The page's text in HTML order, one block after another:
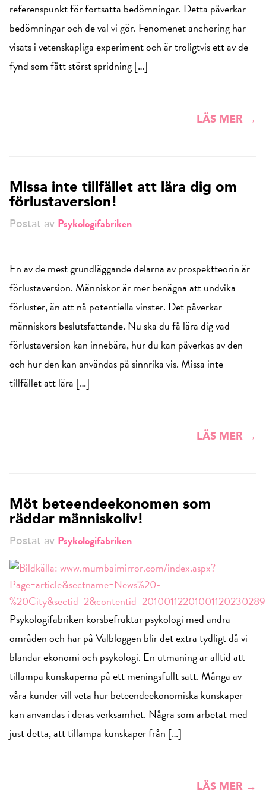
referenspunkt för fortsatta bedömningar. Detta påverkar
bedömningar och de val vi gör. Fenomenet anchoring har
visats i vetenskapliga experiment och är troligtvis ett av de
fynd som fått störst spridning […]
LÄS MER →
Missa inte tillfället att lära dig om
förlustaversion!
Postat av Psykologifabriken
En av de mest grundläggande delarna av prospektteorin är
förlustaversion. Människor är mer benägna att undvika
förluster, än att nå potentiella vinster. Det påverkar
människors beslutsfattande. Nu ska du få lära dig vad
förlustaversion kan innebära, hur du kan påverkas av den
och hur den kan användas på sinnrika vis. Missa inte
tillfället att lära […]
LÄS MER →
Möt beteendeekonomen som
räddar människoliv!
Postat av Psykologifabriken
Psykologifabriken korsbefruktar psykologi med andra
områden och här på Valbloggen blir det extra tydligt då vi
blandar ekonomi och psykologi. En utmaning är alltid att
tillämpa kunskaperna på ett meningsfullt sätt. Många av
våra kunder vill veta hur beteendeekonomiska kunskaper
kan användas i deras verksamhet. Några som arbetat med
just detta, att tillämpa kunskaper från […]
LÄS MER →